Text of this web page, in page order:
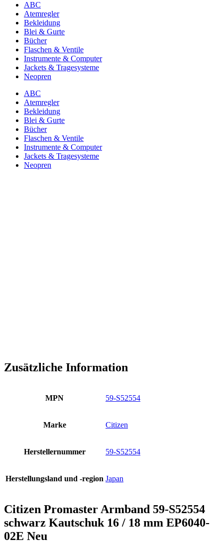
ABC
Atemregler
Bekleidung
Blei & Gurte
Bücher
Flaschen & Ventile
Instrumente & Computer
Jackets & Tragesysteme
Neopren
ABC
Atemregler
Bekleidung
Blei & Gurte
Bücher
Flaschen & Ventile
Instrumente & Computer
Jackets & Tragesysteme
Neopren
Zusätzliche Information
MPN 59-S52554
Marke Citizen
Herstellernummer 59-S52554
Herstellungsland und -region Japan
Citizen Promaster Armband 59-S52554
schwarz Kautschuk 16 / 18 mm EP6040-
02E Neu